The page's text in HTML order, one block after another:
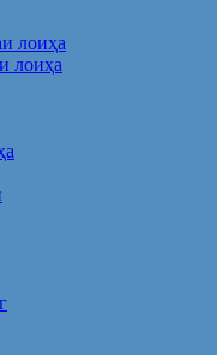
лоиҳа
лоиҳа